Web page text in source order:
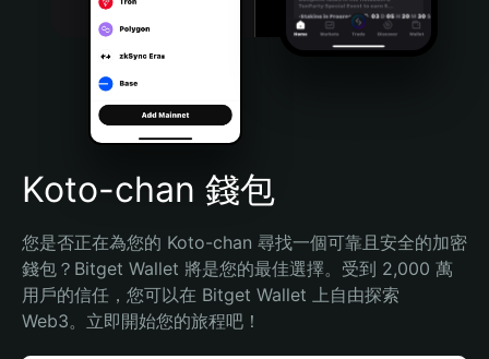
Português (Brasil)
Español (Argentina)
Koto-chan 錢包
您是否正在為您的 Koto-chan 尋找一個可靠且安全的加密
錢包？Bitget Wallet 將是您的最佳選擇。受到 2,000 萬
用戶的信任，您可以在 Bitget Wallet 上自由探索
Web3。立即開始您的旅程吧！